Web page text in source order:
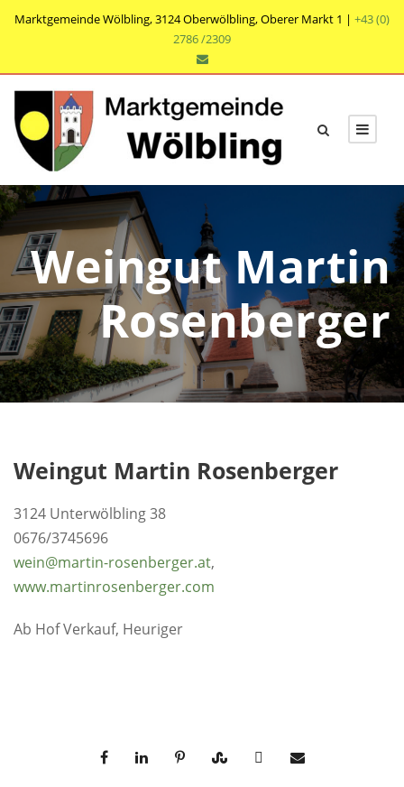
Marktgemeinde Wölbling, 3124 Oberwölbling, Oberer Markt 1 | +43 (0)
2786 /2309
Weingut Martin
Rosenberger
Weingut Martin Rosenberger
3124 Unterwölbling 38
0676/3745696
wein@martin-rosenberger.at,
www.martinrosenberger.com
Ab Hof Verkauf, Heuriger